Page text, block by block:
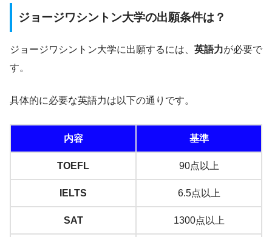
ジョージワシントン大学の出願条件は？
ジョージワシントン大学に出願するには、 英語力が必要で
す。
具体的に必要な英語力は以下の通りです。
内容 基準
TOEFL 90点以上
IELTS 6.5点以上
SAT 1300点以上